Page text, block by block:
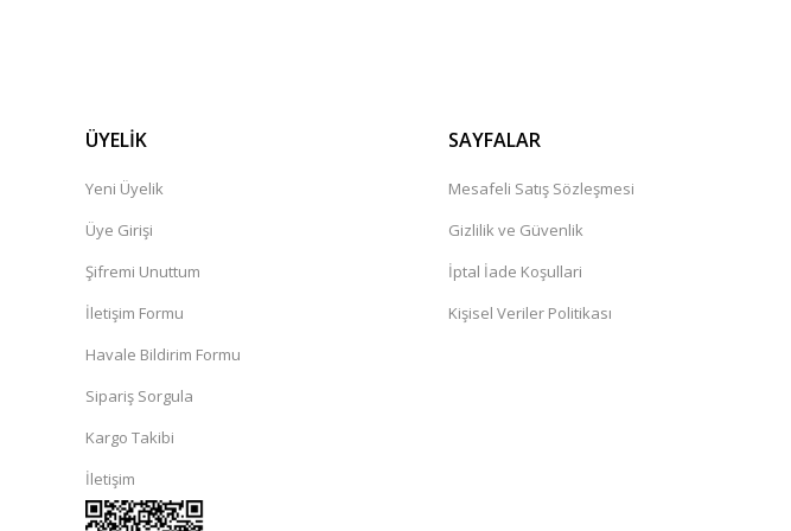
ÜYELİK
Yeni Üyelik
Üye Girişi
Şifremi Unuttum
İletişim Formu
Havale Bildirim Formu
Sipariş Sorgula
Kargo Takibi
İletişim
SAYFALAR
Mesafeli Satış Sözleşmesi
Gizlilik ve Güvenlik
İptal İade Koşullari
Kişisel Veriler Politikası